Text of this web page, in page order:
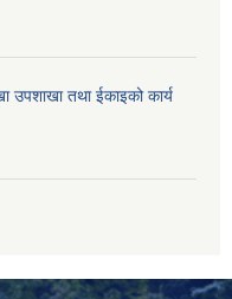
उपशाखा तथा ईकाइको कार्य